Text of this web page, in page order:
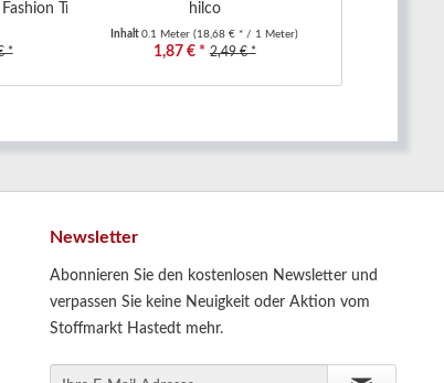
Trends F/S2026...
*
hilco
Inhalt0.1 Meter(18,68 € * / 1 Meter)
1,87 € * 2,49 € *
Newsletter
Abonnieren Sie den kostenlosen Newsletter und
verpassen Sie keine Neuigkeit oder Aktion vom
Stoffmarkt Hastedt mehr.